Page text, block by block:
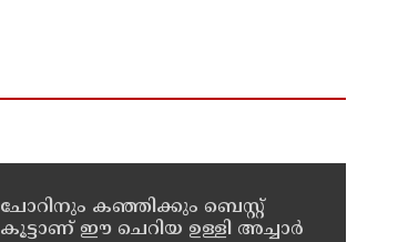
ചോറിനും കഞ്ഞിക്കും ബെസ്റ്റ്
കൂട്ടാണ് ഈ ചെറിയ ഉള്ളി അച്ചാർ